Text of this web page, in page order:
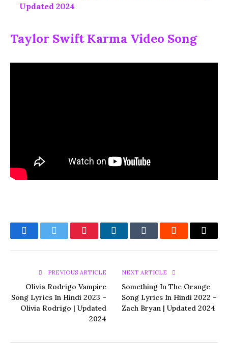
Updated 2024
Taylor Swift Karma Video Song
FacebookTwitter PinterestLinkedInTumblr Reddit Email
PREVIOUS ARTICLE
Olivia Rodrigo Vampire
Song Lyrics In Hindi 2023 –
Olivia Rodrigo | Updated
2024
NEXT ARTICLE
Something In The Orange
Song Lyrics In Hindi 2022 –
Zach Bryan | Updated 2024